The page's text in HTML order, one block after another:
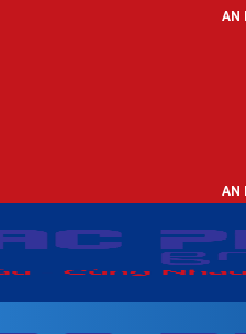
AN LẠC PHÁT -
AN LẠC PHÁT -